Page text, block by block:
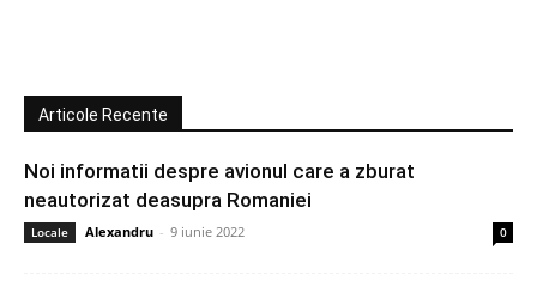
Articole Recente
Noi informatii despre avionul care a zburat
neautorizat deasupra Romaniei
Locale Alexandru - 9 iunie 2022 0